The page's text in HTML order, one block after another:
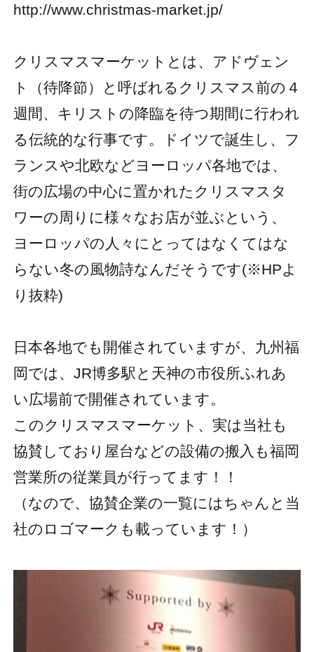
http://www.christmas-market.jp/
クリスマスマーケットとは、アドヴェン
ト（待降節）と呼ばれるクリスマス前の４
週間、キリストの降臨を待つ期間に行われ
る伝統的な行事です。ドイツで誕生し、フ
ランスや北欧などヨーロッパ各地では、
街の広場の中心に置かれたクリスマスタ
ワーの周りに様々なお店が並ぶという、
ヨーロッパの人々にとってはなくてはな
らない冬の風物詩なんだそうです(※HPよ
り抜粋)
日本各地でも開催されていますが、九州福
岡では、JR博多駅と天神の市役所ふれあ
い広場前で開催されています。
このクリスマスマーケット、実は当社も
協賛しており屋台などの設備の搬入も福岡
営業所の従業員が行ってます！！
（なので、協賛企業の一覧にはちゃんと当
社のロゴマークも載っています！）